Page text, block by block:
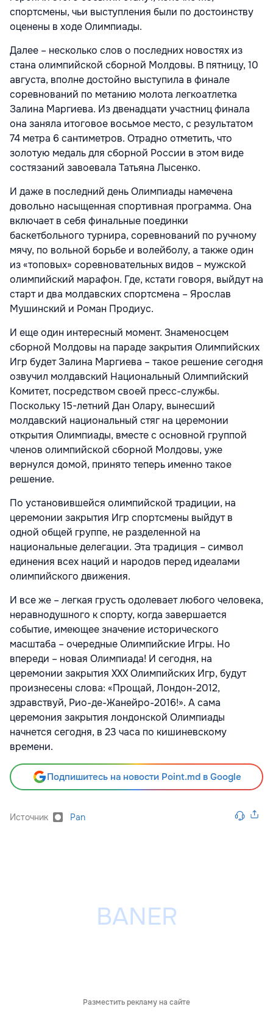
спортсмены, чьи выступления были по достоинству
оценены в ходе Олимпиады.
Далее – несколько слов о последних новостях из
стана олимпийской сборной Молдовы. В пятницу, 10
августа, вполне достойно выступила в финале
соревнований по метанию молота легкоатлетка
Залина Маргиева. Из двенадцати участниц финала
она заняла итоговое восьмое место, с результатом
74 метра 6 сантиметров. Отрадно отметить, что
золотую медаль для сборной России в этом виде
состязаний завоевала Татьяна Лысенко.
И даже в последний день Олимпиады намечена
довольно насыщенная спортивная программа. Она
включает в себя финальные поединки
баскетбольного турнира, соревнований по ручному
мячу, по вольной борьбе и волейболу, а также один
из «топовых» соревновательных видов – мужской
олимпийский марафон. Где, кстати говоря, выйдут на
старт и два молдавских спортсмена – Ярослав
Мушинский и Роман Продиус.
И еще один интересный момент. Знаменосцем
сборной Молдовы на параде закрытия Олимпийских
Игр будет Залина Маргиева – такое решение сегодня
озвучил молдавский Национальный Олимпийский
Комитет, посредством своей пресс-службы.
Поскольку 15-летний Дан Олару, вынесший
молдавский национальный стяг на церемонии
открытия Олимпиады, вместе с основной группой
членов олимпийской сборной Молдовы, уже
вернулся домой, принято теперь именно такое
решение.
По установившейся олимпийской традиции, на
церемонии закрытия Игр спортсмены выйдут в
одной общей группе, не разделенной на
национальные делегации. Эта традиция – символ
единения всех наций и народов перед идеалами
олимпийского движения.
И все же – легкая грусть одолевает любого человека,
неравнодушного к спорту, когда завершается
событие, имеющее значение исторического
масштаба – очередные Олимпийские Игры. Но
впереди – новая Олимпиада! И сегодня, на
церемонии закрытия ХХХ Олимпийских Игр, будут
произнесены слова: «Прощай, Лондон-2012,
здравствуй, Рио-де-Жанейро-2016!». А сама
церемония закрытия лондонской Олимпиады
начнется сегодня, в 23 часа по кишиневскому
времени.
Подпишитесь на новости Point.md в Google
Источник Pan
Разместить рекламу на сайте